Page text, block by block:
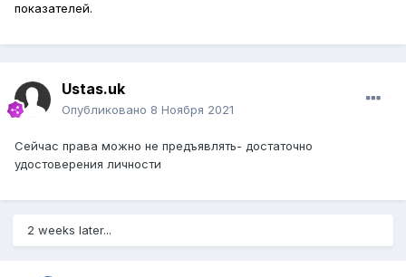
показателей.
Ustas.uk
Опубликовано 8 Ноября 2021
Сейчас права можно не предъявлять- достаточно
удостоверения личности
2 weeks later...